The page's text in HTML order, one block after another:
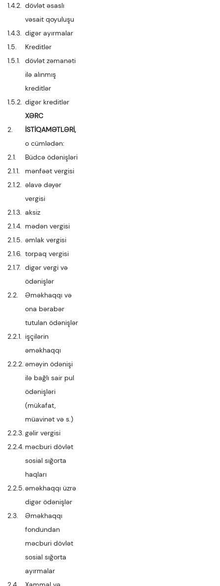
1.4.2. dövlət əsaslı
vəsait qoyuluşu
1.4.3. digər ayırmalar
1.5.
Kreditlər
1.5.1.
dövlət zəmanəti
ilə alınmış
kreditlər
1.5.2. digər kreditlər
2.
XƏRC
İSTİQAMƏTLƏRİ,
o cümlədən:
2.1.
Büdcə ödənişləri
2.1.1.
mənfəət vergisi
2.1.2. əlavə dəyər
vergisi
2.1.3. aksiz
2.1.4. mədən vergisi
2.1.5. əmlak vergisi
2.1.6. torpaq vergisi
2.1.7. digər vergi və
ödənişlər
2.2.
Əməkhaqqı və
ona bərabər
tutulan ödənişlər
2.2.1. işçilərin
əməkhaqqı
2.2.2. əməyin ödənişi
ilə bağlı sair pul
ödənişləri
(mükafat,
müavinət və s.)
2.2.3. gəlir vergisi
2.2.4. məcburi dövlət
sosial sığorta
haqları
2.2.5.əməkhaqqı üzrə
digər ödənişlər
2.3.
Əməkhaqqı
fondundan
məcburi dövlət
sosial sığorta
ayırmalar